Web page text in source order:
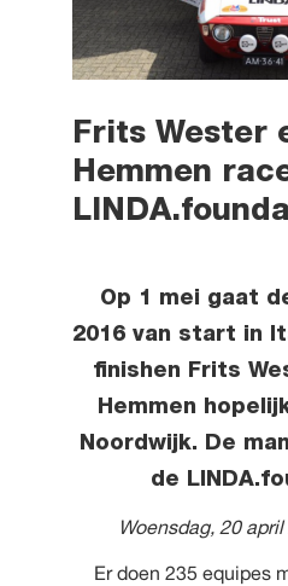
Frits Wester
Hemmen
Op 1 mei gaat
2016 van start in
finishen Frits
Hemmen
Noordwijk. De
de
Woensdag, 20
Er doen 235 equipes